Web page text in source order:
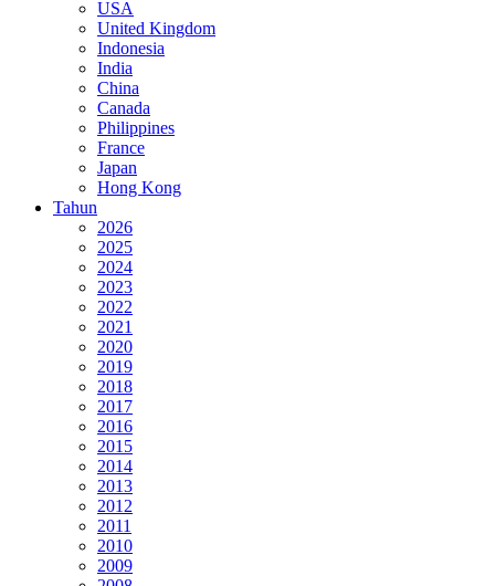
USA
United Kingdom
Indonesia
India
China
Canada
Philippines
France
Japan
Hong Kong
Tahun
2026
2025
2024
2023
2022
2021
2020
2019
2018
2017
2016
2015
2014
2013
2012
2011
2010
2009